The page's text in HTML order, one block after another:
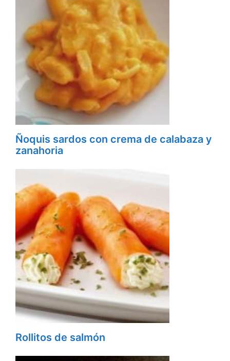
Ñoquis sardos con crema de calabaza y
zanahoria
Rollitos de salmón